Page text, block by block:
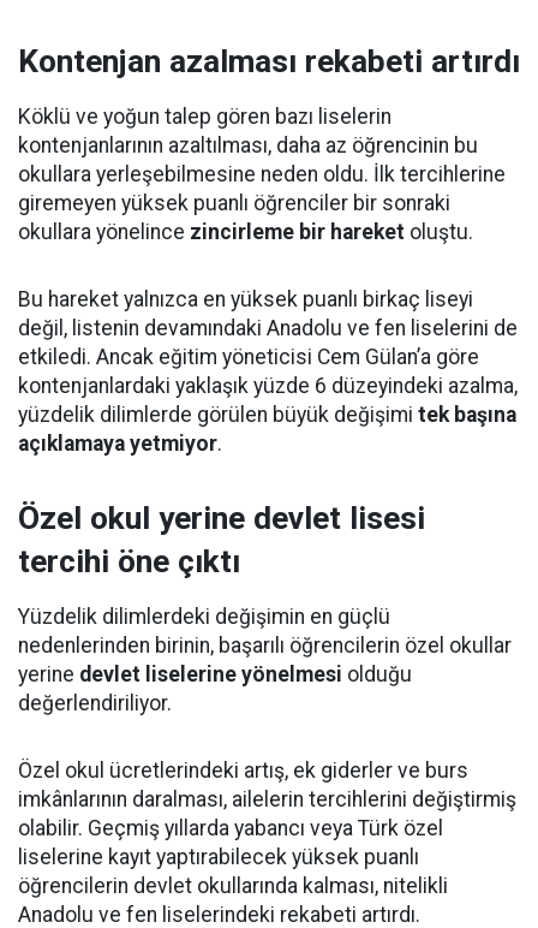
Kontenjan azalması rekabeti artırdı
Köklü ve yoğun talep gören bazı liselerin
kontenjanlarının azaltılması, daha az öğrencinin bu
okullara yerleşebilmesine neden oldu. İlk tercihlerine
giremeyen yüksek puanlı öğrenciler bir sonraki
okullara yönelince zincirleme bir hareket oluştu.
Bu hareket yalnızca en yüksek puanlı birkaç liseyi
değil, listenin devamındaki Anadolu ve fen liselerini de
etkiledi. Ancak eğitim yöneticisi Cem Gülan’a göre
kontenjanlardaki yaklaşık yüzde 6 düzeyindeki azalma,
yüzdelik dilimlerde görülen büyük değişimi tek başına
açıklamaya yetmiyor.
Özel okul yerine devlet lisesi
tercihi öne çıktı
Yüzdelik dilimlerdeki değişimin en güçlü
nedenlerinden birinin, başarılı öğrencilerin özel okullar
yerine devlet liselerine yönelmesi olduğu
değerlendiriliyor.
Özel okul ücretlerindeki artış, ek giderler ve burs
imkânlarının daralması, ailelerin tercihlerini değiştirmiş
olabilir. Geçmiş yıllarda yabancı veya Türk özel
liselerine kayıt yaptırabilecek yüksek puanlı
öğrencilerin devlet okullarında kalması, nitelikli
Anadolu ve fen liselerindeki rekabeti artırdı.